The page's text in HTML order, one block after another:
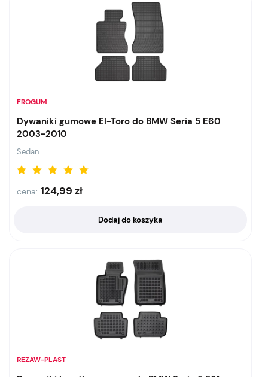
FROGUM
Dywaniki gumowe El-Toro do BMW Seria 5 E60
2003-2010
Sedan
cena: 124,99 zł
Dodaj do koszyka
REZAW-PLAST